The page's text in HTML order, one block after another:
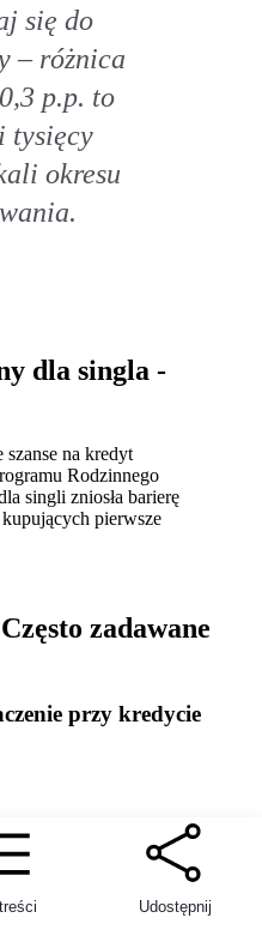
się do
– różnica
p.p. to
tysięcy
okresu
dla singla -
na kredyt
Rodzinnego
singli zniosła barierę
kupujących pierwsze
zadawane
przy kredycie
Udostępnij